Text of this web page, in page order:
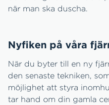
när man ska duscha.
Nyfiken på våra
När du byter till en ny
den senaste tekniken,
möjlighet att styra
tar hand om din gamla